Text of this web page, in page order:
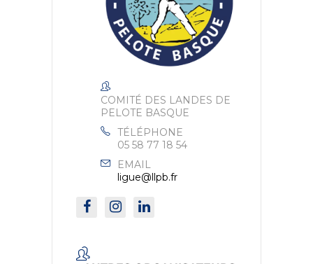
COMITÉ DES LANDES DE
PELOTE BASQUE
TÉLÉPHONE
05 58 77 18 54
EMAIL
ligue@llpb.fr